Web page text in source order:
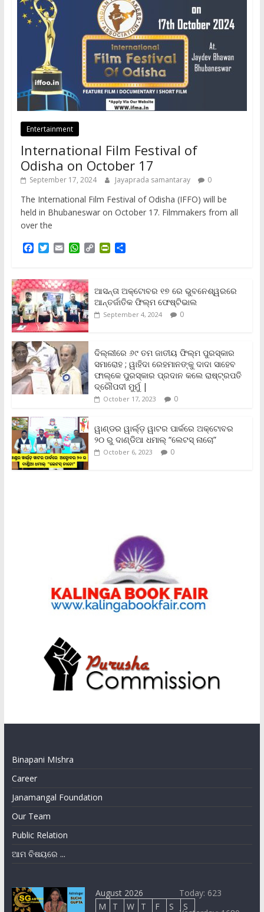
Entertainment
International Film Festival of
Odisha on October 17
September 17, 2024 Jayaprada samantaray 0
The International Film Festival of Odisha (IFFO) will be
held in Bhubaneswar on October 17. Filmmakers from all
over the
F
e
b
o
o
k
T
t
t
e
r
E
i
l
W
t
s
A
p
p
C
L
i
n
k
P
t
F
r
i
d
l
y
S
e
ଆସନ୍ତା ଅକ୍ଟୋବର ୧୭ ରେ ଭୁବନେଶ୍ୱରରେ
ଆନ୍ତର୍ଜାତିକ ଫିଲ୍ମ ଫେଷ୍ଟିଭାଲ
September 4, 2024 0
ଦିଲ୍ଲୀରେ ୬୯ ତମ ଜାତୀୟ ଫିଲ୍ମ ପୁରସ୍କାର
ସମାରୋହ ; ୱାହିଦା ରେହମାନଙ୍କୁ ଦାଦା ସାହେବ
ଫାଲ୍‌କେ ପୁରସ୍କାର ପ୍ରଦାନ କଲେ ରାଷ୍ଟ୍ରପତି
ଦ୍ରୌପଦୀ ମୁର୍ମୁ |
October 17, 2023 0
ୱାଣ୍ଡର ୱାର୍ଲ୍‌ଡ଼ ୱାଟର ପାର୍କରେ ଅକ୍ଟୋବର
୨୦ ରୁ ଦାଣ୍ଡିଆ ଧମାଲ୍ “ଲେଟସ୍ ନାଚୋ”
October 6, 2023 0
Binapani MIshra
Career
Janamangal Foundation
Our Team
Public Relation
ଆମ ବିଷୟରେ ...
August 2026
M
T W T F S
S
Today: 623